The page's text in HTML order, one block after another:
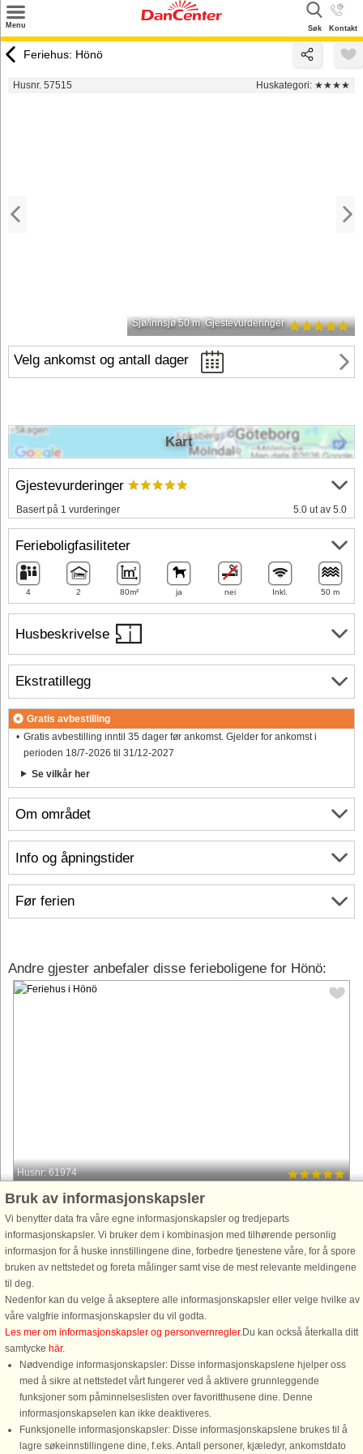
Menu Kontakt
Søk
Tilbud
Feriehus: Hönö
Husnr. 57515 Huskategori: ★★★★
Sjø/innsjø 50 m Gjestevurderinger
Velg ankomst og antall dager
Husbeskrivelse
Om området
Info og åpningstider
Før ferien
Gjestevurderinger
Basert på 1 vurderinger 5.0 ut av 5.0
Ferieboligfasiliteter
4 2 80m² ja nei Inkl. 50 m
Ekstratillegg
Gratis avbestilling
Gratis avbestilling inntil 35 dager før ankomst. Gjelder for ankomst i
perioden 18/7-2026 til 31/12-2027
Se vilkår her
Kart
Andre gjester anbefaler disse ferieboligene for Hönö:
Husnr: 61974
Hönö
2 personer, 27 m²
250 m til kyst.
Välkommen till en charmig och mysig stuga på vackra Hönö! En plats där
du kan njuta av salta bad, vackra promenadstråk och en lugn
skärgårdsmiljö. Stugan ligger på husägarens tomt och har tillgång till ...
fra 4.540 NOK
Bruk av informasjonskapsler
Vi benytter data fra våre egne informasjonskapsler og tredjeparts
informasjonskapsler. Vi bruker dem i kombinasjon med tilhørende personlig
informasjon for å huske innstillingene dine, forbedre tjenestene våre, for å spore
bruken av nettstedet og foreta målinger samt vise de mest relevante meldingene
til deg.
Nedenfor kan du velge å akseptere alle informasjonskapsler eller velge hvilke av
våre valgfrie informasjonskapsler du vil godta.
Les mer om informasjonskapsler og personvernregler.Du kan också återkalla ditt
samtycke här.
Nødvendige informasjonskapsler: Disse informasjonskapslene hjelper oss
med å sikre at nettstedet vårt fungerer ved å aktivere grunnleggende
funksjoner som påminnelseslisten over favoritthusene dine. Denne
informasjonskapselen kan ikke deaktiveres.
Funksjonelle informasjonskapsler: Disse informasjonskapslene brukes til å
lagre søkeinnstillingene dine, f.eks. Antall personer, kjæledyr, ankomstdato